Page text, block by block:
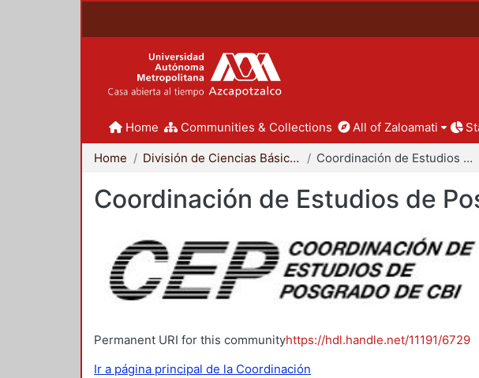
Home Communities & Collections All of Zaloamati
Home División de Ciencias Básicas e Ingeniería Coordinación de Estudios de Posgrado - CBI
Coordinación de Estudios de
Permanent URI for this communityhttps://hdl.handle.net/11191/6729
Ir a página principal de la Coordinación